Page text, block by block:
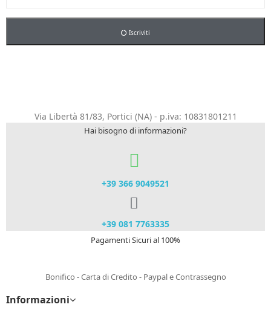
Iscriviti
Via Libertà 81/83, Portici (NA) - p.iva: 10831801211
Hai bisogno di informazioni?
+39 366 9049521​
+39 081 7763335
Pagamenti Sicuri al 100%
Bonifico - Carta di Credito - Paypal e Contrassegno
Informazioni